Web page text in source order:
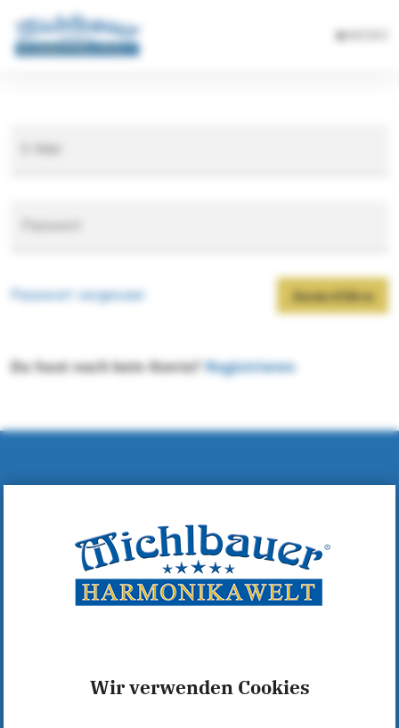
Wir verwenden Cookies
Passwort vergessen Anmelden
Du hast noch kein Konto?Registrieren
MICHLBAUER GmbH
A-6600 Reutte, Lindenstraße 14
+43 (0)5672 72060